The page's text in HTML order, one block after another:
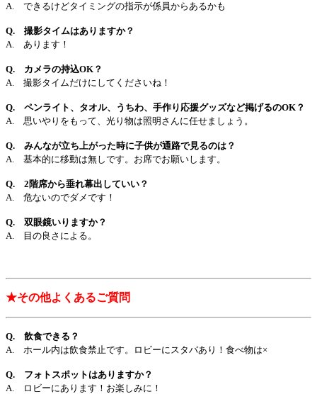
A. できるけどタイミングの指示が係員からあるかも
Q. 撮影タイムはありますか？
A. あります！
Q. カメラの持込OK？
A. 撮影タイムだけにしてくださいね！
Q. ペンライト、タオル、うちわ、手作り応援グッズなど掲げるのOK？
A. 思いやりをもって、光り物は照明さんに任せましょう。
Q. みんなが立ち上がった時に子供が通路で見るのは？
A. 基本的に移動は無しです。お席でお願いします。
Q. 2階席から垂れ幕出していい？
A. 危ないのでダメです！
Q. 双眼鏡いりますか？
A. 目の良さによる。
★その他よくあるご質問
Q. 飲食できる？
A. ホール内は飲食禁止です。ロビーにスタバあり！食べ物は×
Q. フォトスポットはありますか？
A. ロビーにあります！お楽しみに！